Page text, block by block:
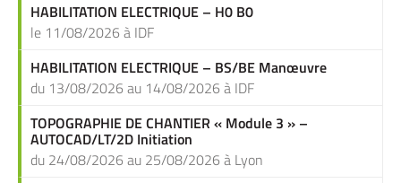
HABILITATION ELECTRIQUE – H0 B0
le 11/08/2026 à IDF
HABILITATION ELECTRIQUE – BS/BE Manœuvre
du 13/08/2026 au 14/08/2026 à IDF
TOPOGRAPHIE DE CHANTIER « Module 3 » –
AUTOCAD/LT/2D Initiation
du 24/08/2026 au 25/08/2026 à Lyon